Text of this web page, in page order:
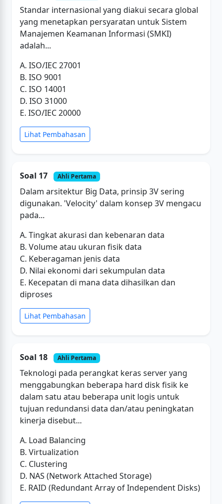
Standar internasional yang diakui secara global
yang menetapkan persyaratan untuk Sistem
Manajemen Keamanan Informasi (SMKI)
adalah...
A. ISO/IEC 27001
B. ISO 9001
C. ISO 14001
D. ISO 31000
E. ISO/IEC 20000
Lihat Pembahasan
Soal 17 Ahli Pertama
Dalam arsitektur Big Data, prinsip 3V sering
digunakan. 'Velocity' dalam konsep 3V mengacu
pada...
A. Tingkat akurasi dan kebenaran data
B. Volume atau ukuran fisik data
C. Keberagaman jenis data
D. Nilai ekonomi dari sekumpulan data
E. Kecepatan di mana data dihasilkan dan
diproses
Lihat Pembahasan
Soal 18 Ahli Pertama
Teknologi pada perangkat keras server yang
menggabungkan beberapa hard disk fisik ke
dalam satu atau beberapa unit logis untuk
tujuan redundansi data dan/atau peningkatan
kinerja disebut...
A. Load Balancing
B. Virtualization
C. Clustering
D. NAS (Network Attached Storage)
E. RAID (Redundant Array of Independent Disks)